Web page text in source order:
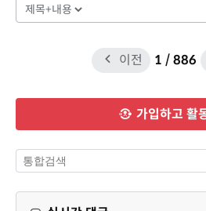
이전 1 / 886
가입하고 활